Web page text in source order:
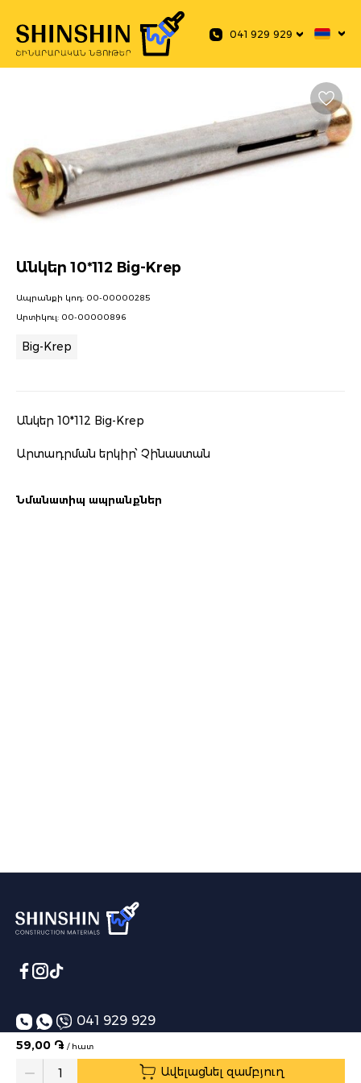
041 929 929
Անկեր 10*112 Big-Krep
Ապրանքի կոդ: 00-00000285
Արտիկուլ: 00-00000896
Big-Krep
Անկեր 10*112 Big-Krep
Արտադրման երկիր՝ Չինաստան
59,00 ֏ / հատ
Quantity Ավելացնել զամբյուղ
Նմանատիպ ապրանքներ
041 929 929
info@shinshin.am
Առաքման ժամեր՝ 10:00-19:00